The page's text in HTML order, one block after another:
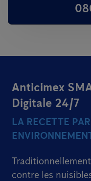
Anticimex
Digitale 24/7
LA RECETTE
contre les